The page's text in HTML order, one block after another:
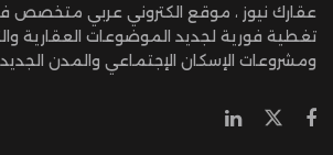
عقارك نيوز ، موقع الكتروني عربي متخصص
تغطية فورية لجديد الموضوعات العقارية
ومشروعات الإسكان الإجتماعي والمدن